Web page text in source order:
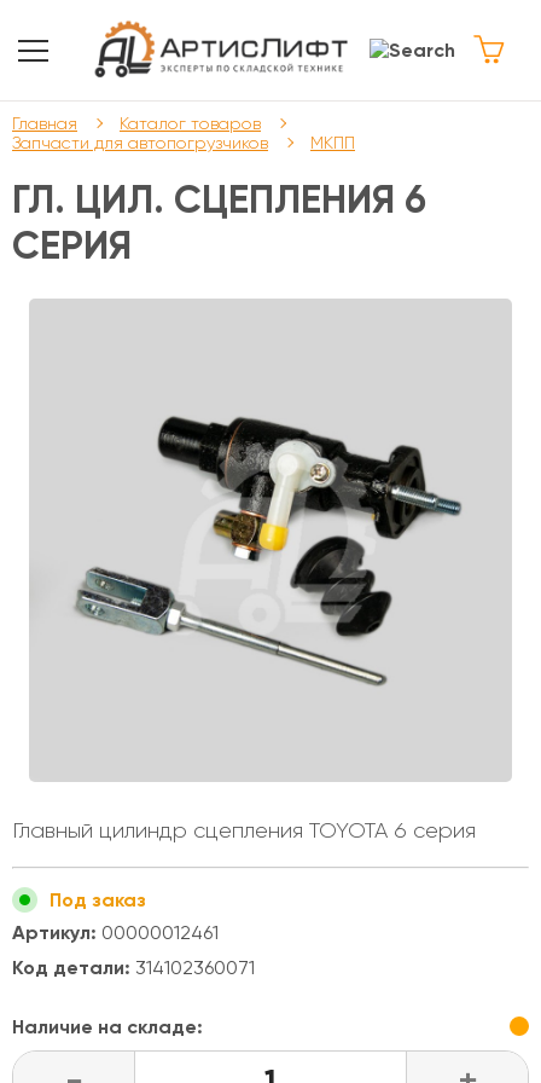
Главная
Каталог товаров
Запчасти для автопогрузчиков
МКПП
ГЛ. ЦИЛ. СЦЕПЛЕНИЯ 6
СЕРИЯ
Главный цилиндр сцепления TOYOTA 6 серия
Под заказ
Артикул: 00000012461
Код детали: 314102360071
Наличие на складе: